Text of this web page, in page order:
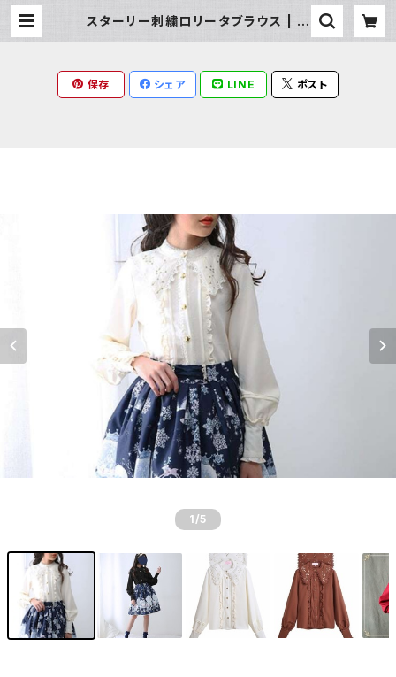
スターリー刺繍ロリータブラウス | M
保存 シェア LINE ポスト
1 /5